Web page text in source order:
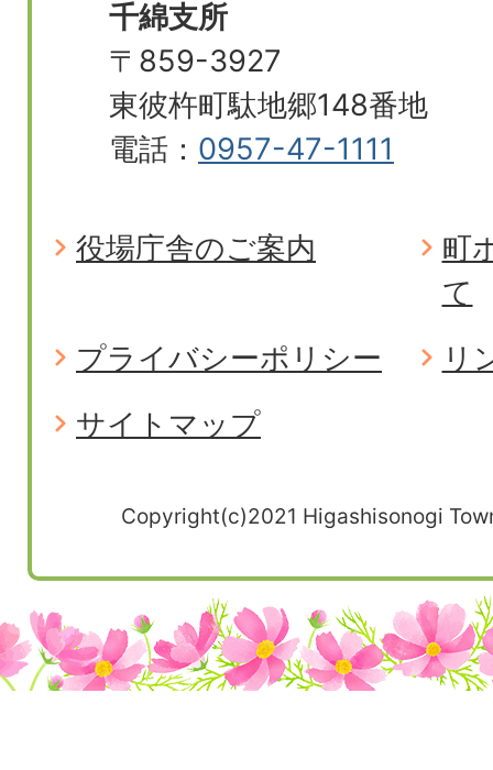
千綿支所
〒859-3927
東彼杵町駄地郷148番地
電話： 0957-47-1111
役場庁舎のご案内
町
て
プライバシーポリシー
リ
サイトマップ
Copyright(c)2021 Higashisonogi